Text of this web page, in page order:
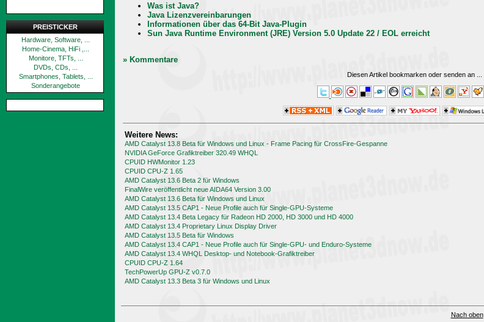
PREISTICKER
Hardware, Software, ...
Home-Cinema, HiFi ,...
Monitore, TFTs, ...
DVDs, CDs, ...
Smartphones, Tablets, ...
Sonderangebote
Was ist Java?
Java Lizenzvereinbarungen
Informationen über das 64-Bit Java-Plugin
Sun Java Runtime Environment (JRE) Version 5.0 Update 22 / EOL erreicht
» Kommentare
Diesen Artikel bookmarken oder senden an
Weitere News:
AMD Catalyst 13.8 Beta für Windows und Linux - Frame Pacing für CrossFire-Gespanne
NVIDIA GeForce Grafiktreiber 320.49 WHQL
CPUID HWMonitor 1.23
CPUID CPU-Z 1.65
AMD Catalyst 13.6 Beta 2 für Windows
FinalWire veröffentlicht neue AIDA64 Version 3.00
AMD Catalyst 13.6 Beta für Windows und Linux
AMD Catalyst 13.5 CAP1 - Neue Profile auch für Single-GPU-Systeme
AMD Catalyst 13.4 Beta Legacy für Radeon HD 2000, HD 3000 und HD 4000
AMD Catalyst 13.4 Proprietary Linux Display Driver
AMD Catalyst 13.5 Beta für Windows
AMD Catalyst 13.4 CAP1 - Neue Profile auch für Single-GPU- und Enduro-Systeme
AMD Catalyst 13.4 WHQL Desktop- und Notebook-Grafiktreiber
CPUID CPU-Z 1.64
TechPowerUp GPU-Z v0.7.0
AMD Catalyst 13.3 Beta 3 für Windows und Linux
Nach oben